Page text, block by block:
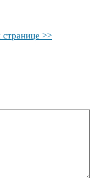
странице >>